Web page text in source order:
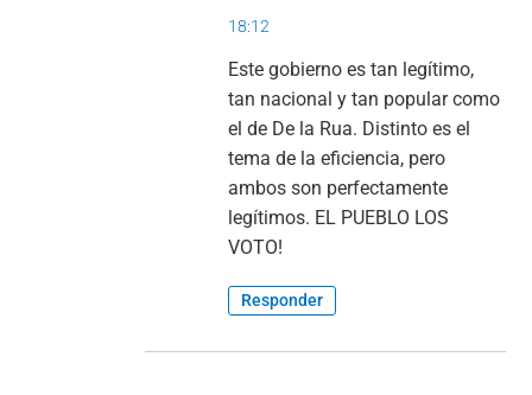
18:12
Este gobierno es tan legítimo,
tan nacional y tan popular como
el de De la Rua. Distinto es el
tema de la eficiencia, pero
ambos son perfectamente
legítimos. EL PUEBLO LOS
VOTO!
Responder